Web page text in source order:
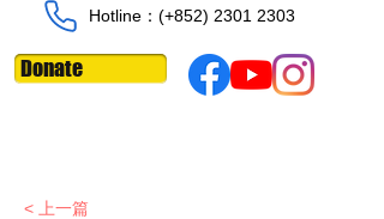
Hotline：​​(+852) 2301 2303
Donate
< 上一篇